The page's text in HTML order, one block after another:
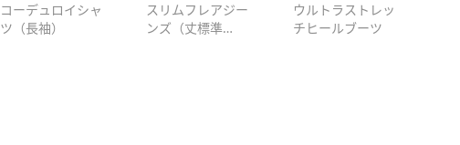
コーデュロイシャ
ツ（長袖）
スリムフレアジー
ンズ（丈標準
ウルトラストレッ
チヒールブーツ